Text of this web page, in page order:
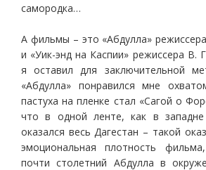
самородка…
А фильмы – это «Абдулла»
и «Уик-энд на Каспии» режиссера В.
я оставил для заключительной
«Абдулла» понравился мне
пастуха на пленке стал «Сагой о
что в одной ленте, как в
оказался весь Дагестан – такой
эмоциональная плотность
почти столетний Абдулла в